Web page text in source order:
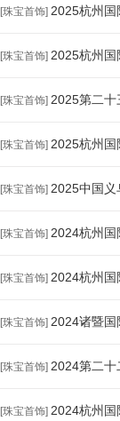
[珠宝首饰] 2025杭州国
[珠宝首饰] 2025杭州国
[珠宝首饰] 2025第二十
[珠宝首饰] 2025杭州国
[珠宝首饰] 2025中国义
[珠宝首饰] 2024杭州国
[珠宝首饰] 2024杭州国
[珠宝首饰] 2024诸暨国
[珠宝首饰] 2024第二十
[珠宝首饰] 2024杭州国